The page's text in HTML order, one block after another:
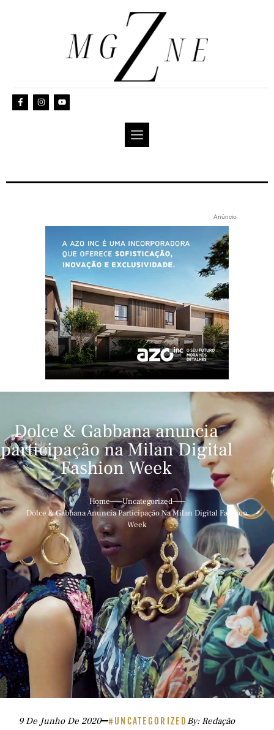
Anúncio
Dolce & Gabbana anuncia
participação na Milan Digital
Fashion Week
Home
Uncategorized
Dolce & Gabbana Anuncia Participação Na Milan Digital Fashion
Week
9 De Junho De 2020 #UNCATEGORIZED By: Redação